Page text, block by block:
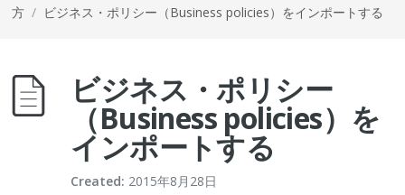
方 / ビジネス・ポリシー（Business policies）をインポートする
ビジネス・ポリシー
（Business policies）を
インポートする
Created: 2015年8月28日